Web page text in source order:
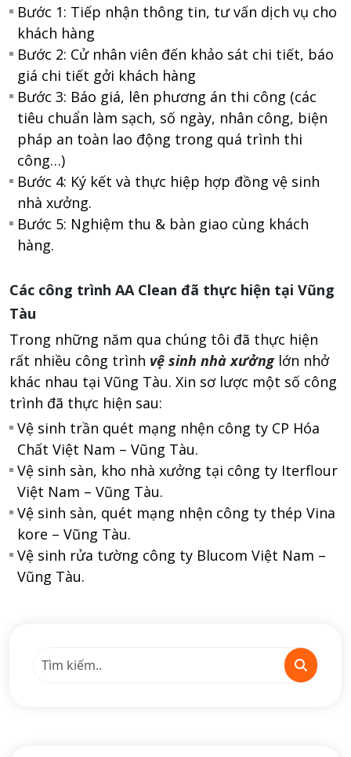
Bước 1: Tiếp nhận thông tin, tư vấn dịch vụ cho
khách hàng
Bước 2: Cử nhân viên đến khảo sát chi tiết, báo
giá chi tiết gởi khách hàng
Bước 3: Báo giá, lên phương án thi công (các
tiêu chuẩn làm sạch, số ngày, nhân công, biện
pháp an toàn lao động trong quá trình thi
công…)
Bước 4: Ký kết và thực hiệp hợp đồng vệ sinh
nhà xưởng.
Bước 5: Nghiệm thu & bàn giao cùng khách
hàng.
Các công trình AA Clean đã thực hiện tại Vũng
Tàu
Trong những năm qua chúng tôi đã thực hiện
rất nhiều công trình vệ sinh nhà xưởnglớn nhở
khác nhau tại Vũng Tàu. Xin sơ lược một số công
trình đã thực hiện sau:
Vệ sinh trần quét mạng nhện công ty CP Hóa
Chất Việt Nam – Vũng Tàu.
Vệ sinh sàn, kho nhà xưởng tại công ty Iterflour
Việt Nam – Vũng Tàu.
Vệ sinh sàn, quét mạng nhện công ty thép Vina
kore – Vũng Tàu.
Vệ sinh rửa tường công ty Blucom Việt Nam –
Vũng Tàu.